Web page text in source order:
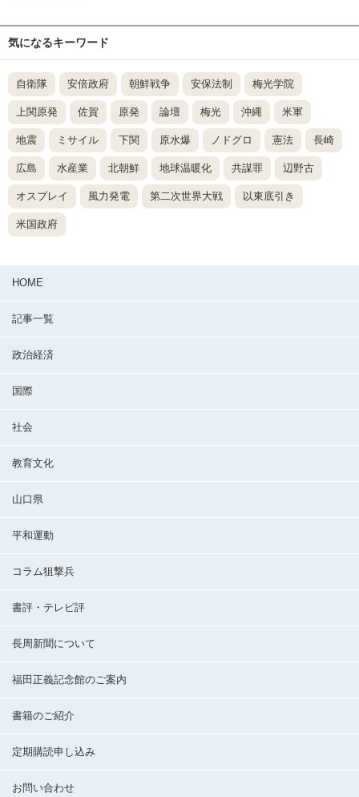
気になるキーワード
自衛隊 安倍政府 朝鮮戦争 安保法制 梅光学院
上関原発 佐賀 原発 論壇 梅光 沖縄 米軍
地震 ミサイル 下関 原水爆 ノドグロ 憲法 長崎
広島 水産業 北朝鮮 地球温暖化 共謀罪 辺野古
オスプレイ 風力発電 第二次世界大戦 以東底引き
米国政府
HOME
記事一覧
政治経済
国際
社会
教育文化
山口県
平和運動
コラム狙撃兵
書評・テレビ評
長周新聞について
福田正義記念館のご案内
書籍のご紹介
定期購読申し込み
お問い合わせ